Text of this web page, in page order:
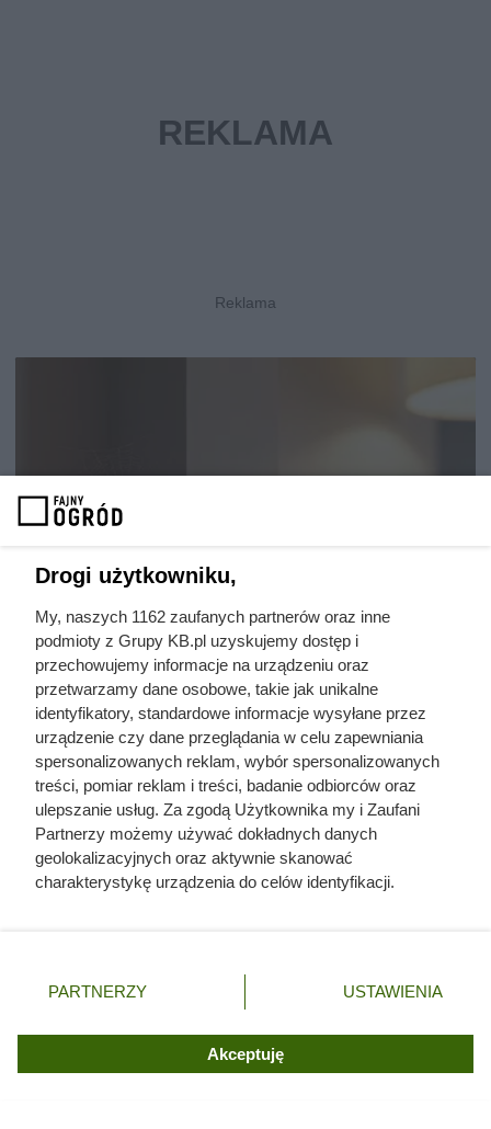
Szkodniki w domu i ogrodzie –
z czym możemy mieć do
czynienia i jak sobie z tym
radzić?
Jak zadbać o ogród na
przełomie wiosny i lata?
Drogi użytkowniku,
My, naszych 1162 zaufanych partnerów oraz inne
podmioty z Grupy KB.pl uzyskujemy dostęp i
przechowujemy informacje na urządzeniu oraz
przetwarzamy dane osobowe, takie jak unikalne
identyfikatory, standardowe informacje wysyłane przez
urządzenie czy dane przeglądania w celu zapewniania
spersonalizowanych reklam, wybór spersonalizowanych
treści, pomiar reklam i treści, badanie odbiorców oraz
ulepszanie usług. Za zgodą Użytkownika my i Zaufani
Partnerzy możemy używać dokładnych danych
geolokalizacyjnych oraz aktywnie skanować
charakterystykę urządzenia do celów identyfikacji.
zmienić/wycofać klikając przycisk ustawień prywatności
znajdujący się w lewym dolnym rogu strony. Niektóre
użytkownika, ale masz prawo sprzeciwić się takiemu
przetwarzaniu. Preferencje będą miały zastosowania tylko
PARTNERZY USTAWIENIA
Akceptuję